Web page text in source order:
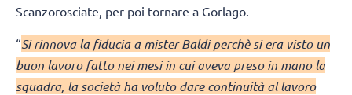
Scanzorosciate, per poi tornare a Gorlago.
“Si rinnova la fiducia a mister Baldi perchè si era visto un
buon lavoro fatto nei mesi in cui aveva preso in mano la
squadra, la società ha voluto dare continuità al lavoro